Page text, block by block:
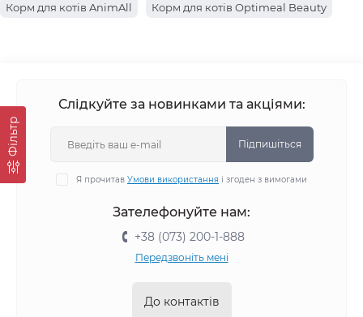
Фiльтр
Корм для котів AnimAll
Корм для котів Optimeal Beauty
Корм для котів Savory
Корм для котів Optimeal
Корм для котів Brit Care
Корм для котів BWild
Корм для котів Gemon
Слідкуйте за новинками та акціями:
Підпишіться
Я прочитав Умови використання і згоден з вимогами
Зателефонуйте нам:
+38 (073) 200-1-888
Передзвоніть мені
До контактів